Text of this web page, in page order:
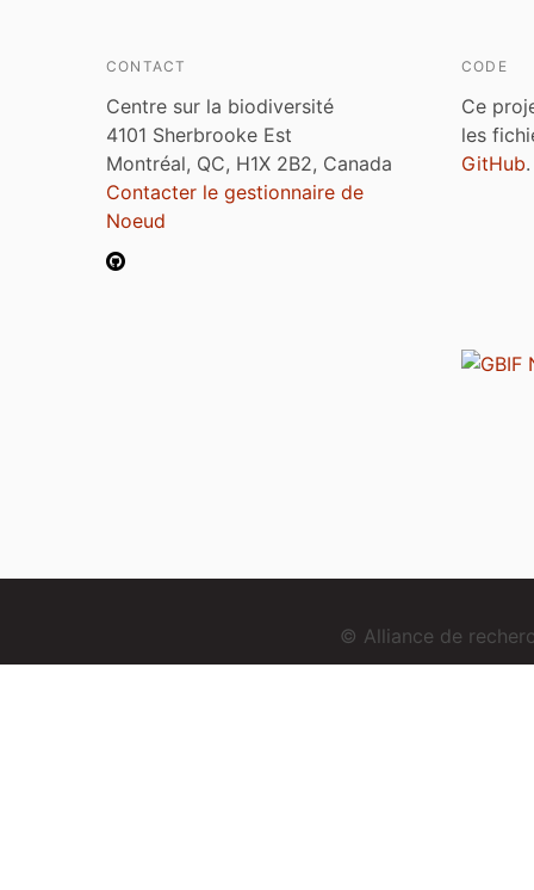
CONTACT
Centre sur la biodiversité
4101 Sherbrooke Est
Montréal, QC, H1X 2B2, Canada
Contacter le gestionnaire de
Noeud
CODE
Ce
les
GitHub.
© Alliance de